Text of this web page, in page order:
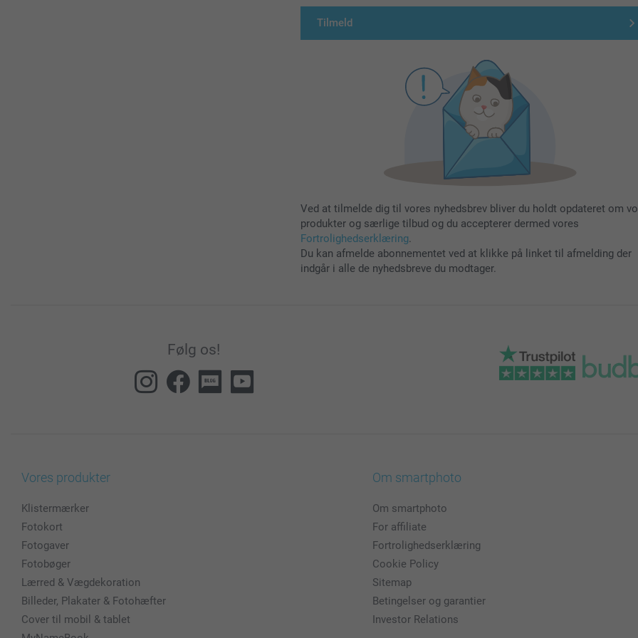
Tilmeld
Ved at tilmelde dig til vores nyhedsbrev bliver du holdt opdateret om
produkter og særlige tilbud og du accepterer dermed vores
Fortrolighedserklæring.
Du kan afmelde abonnementet ved at klikke på linket til afmelding der
indgår i alle de nyhedsbreve du modtager.
Følg os!
Vores produkter
Klistermærker
Fotokort
Fotogaver
Fotobøger
Lærred & Vægdekoration
Billeder, Plakater & Fotohæfter
Cover til mobil & tablet
Om smartphoto
Om smartphoto
For affiliate
Fortrolighedserklæring
Cookie Policy
Sitemap
Betingelser og garantier
Investor Relations